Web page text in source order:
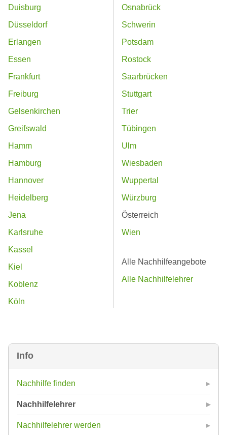
Info
Nachhilfe finden
Nachhilfelehrer
Nachhilfelehrer werden
Duisburg
Düsseldorf
Erlangen
Essen
Frankfurt
Freiburg
Gelsenkirchen
Greifswald
Hamm
Hamburg
Hannover
Heidelberg
Jena
Karlsruhe
Kassel
Kiel
Koblenz
Köln
Osnabrück
Schwerin
Potsdam
Rostock
Saarbrücken
Stuttgart
Trier
Tübingen
Ulm
Wiesbaden
Wuppertal
Würzburg
Österreich
Wien
Alle Nachhilfeangebote
Alle Nachhilfelehrer